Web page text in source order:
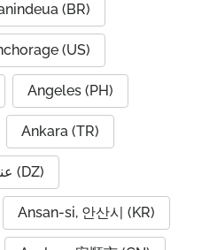
(BR)
(US)
Angeles (PH)
Ankara (TR)
Annaba, ⵄⴻⵍⵍⴰⴱⴰ عنابة (DZ)
Ansan-si, 안산시 (KR)